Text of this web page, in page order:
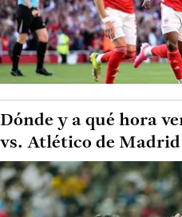
Dónde y a qué hora
vs. Atlético de